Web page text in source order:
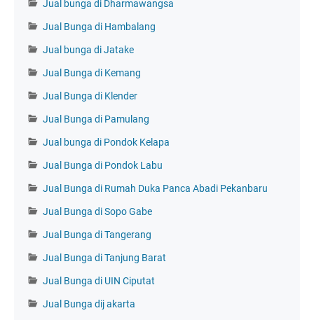
Jual bunga di Dharmawangsa
Jual Bunga di Hambalang
Jual bunga di Jatake
Jual Bunga di Kemang
Jual Bunga di Klender
Jual Bunga di Pamulang
Jual bunga di Pondok Kelapa
Jual Bunga di Pondok Labu
Jual Bunga di Rumah Duka Panca Abadi Pekanbaru
Jual Bunga di Sopo Gabe
Jual Bunga di Tangerang
Jual Bunga di Tanjung Barat
Jual Bunga di UIN Ciputat
Jual Bunga dij akarta